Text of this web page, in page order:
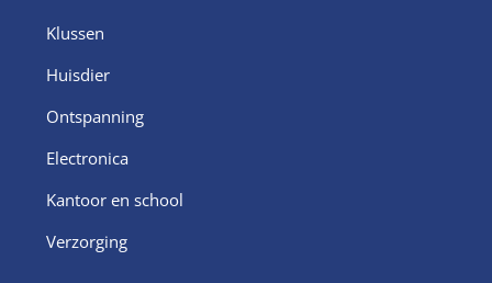
Klussen
Huisdier
Ontspanning
Electronica
Kantoor en school
Verzorging